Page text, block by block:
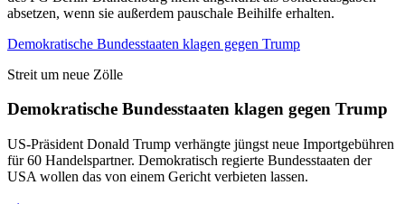
absetzen, wenn sie außerdem pauschale Beihilfe erhalten.
Demokratische Bundesstaaten klagen gegen Trump
Streit um neue Zölle
Demokratische Bundesstaaten klagen gegen Trump
US-Präsident Donald Trump verhängte jüngst neue Importgebühren
für 60 Handelspartner. Demokratisch regierte Bundesstaaten der
USA wollen das von einem Gericht verbieten lassen.